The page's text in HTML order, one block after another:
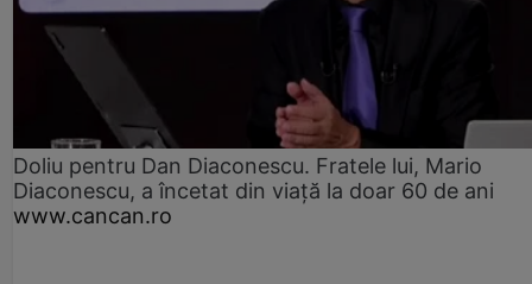
Doliu pentru Dan Diaconescu. Fratele lui, Mario
Diaconescu, a încetat din viață la doar 60 de ani
www.cancan.ro